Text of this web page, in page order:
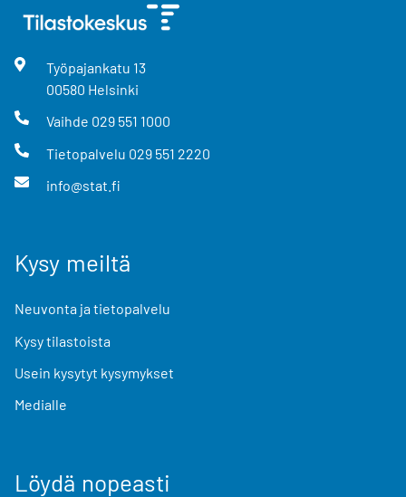
Työpajankatu 13
00580 Helsinki
Vaihde 029 551 1000
Tietopalvelu 029 551 2220
info@stat.fi
Kysy meiltä
Neuvonta ja tietopalvelu
Kysy tilastoista
Usein kysytyt kysymykset
Medialle
Löydä nopeasti